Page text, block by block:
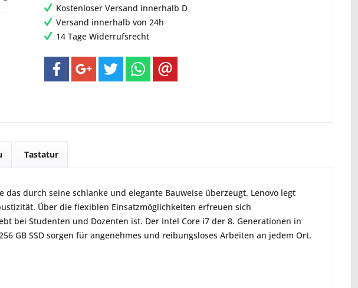
Kostenloser Versand innerhalb D
Versand innerhalb von 24h
14 Tage Widerrufsrecht
Tastatur
das durch seine schlanke und elegante Bauweise überzeugt. Lenovo legt
Über die flexiblen Einsatzmöglichkeiten erfreuen sich
bei Studenten und Dozenten ist. Der Intel Core i7 der 8. Generationen in
GB SSD sorgen für angenehmes und reibungsloses Arbeiten an jedem Ort.